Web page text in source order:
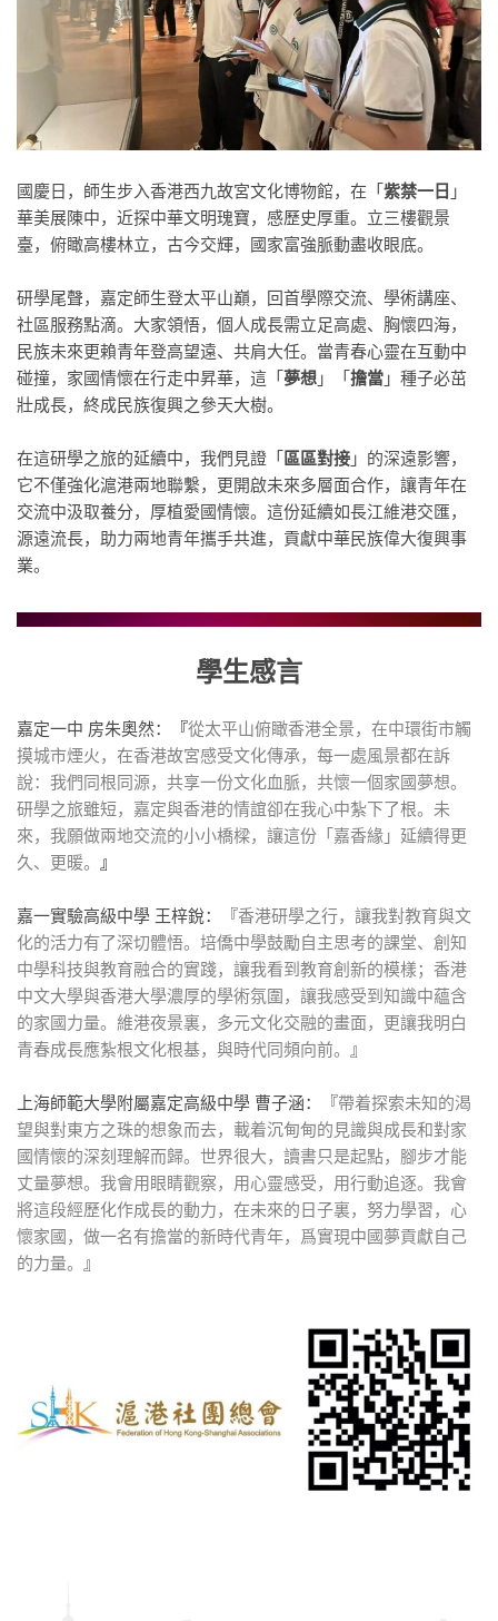
國慶日，師生步入香港西九故宮文化博物館，在「紫禁一日 」
華美展陳中，近探中華文明瑰寶，感歷史厚重。立三樓觀景
臺，俯瞰高樓林立，古今交輝，國家富強脈動盡收眼底。
研學尾聲，嘉定師生登太平山巔，回首學際交流、學術講座、
社區服務點滴。大家領悟，個人成長需立足高處、胸懷四海，
民族未來更賴青年登高望遠、共肩大任。當青春心靈在互動中
碰撞，家國情懷在行走中昇華，這「夢想 」「擔當 」種子必茁
壯成長，終成民族復興之參天大樹。
在這研學之旅的延續中，我們見證「區區對接 」的深遠影響，
它不僅強化滬港兩地聯繫，更開啟未來多層面合作，讓青年在
交流中汲取養分，厚植愛國情懷。這份延續如長江維港交匯，
源遠流長，助力兩地青年攜手共進，貢獻中華民族偉大復興事
業。
學生感言
嘉定一中 房朱奧然： 『從太平山俯瞰香港全景，在中環街市觸
摸城市煙火，在香港故宮感受文化傳承，每一處風景都在訴
說：我們同根同源，共享一份文化血脈，共懷一個家國夢想。
研學之旅雖短，嘉定與香港的情誼卻在我心中紮下了根。未
來，我願做兩地交流的小小橋樑，讓這份「嘉香緣」延續得更
久、更暖。
』
嘉一實驗高級中學 王梓銳：『香港研學之行，讓我對教育與文
化的活力有了深切體悟。培僑中學鼓勵自主思考的課堂、創知
中學科技與教育融合的實踐，讓我看到教育創新的模樣；香港
中文大學與香港大學濃厚的學術氛圍，讓我感受到知識中蘊含
的家國力量。維港夜景裏，多元文化交融的畫面，更讓我明白
青春成長應紮根文化根基，與時代同頻向前。
』
上海師範大學附屬嘉定高級中學 曹子涵：『帶着探索未知的渴
望與對東方之珠的想象而去，載着沉甸甸的見識與成長和對家
國情懷的深刻理解而歸。世界很大，讀書只是起點，腳步才能
丈量夢想。我會用眼睛觀察，用心靈感受，用行動追逐。我會
將這段經歷化作成長的動力，在未來的日子裏，努力學習，心
懷家國，做一名有擔當的新時代青年，爲實現中國夢貢獻自己
的力量。
』